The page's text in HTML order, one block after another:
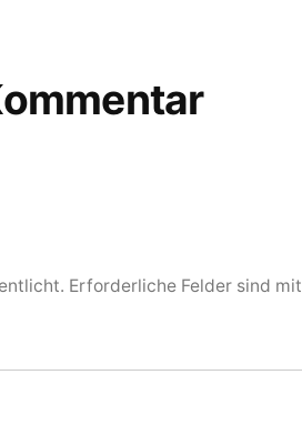
Erforderliche Felder sind mit